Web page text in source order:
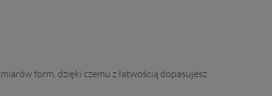
form, dzięki czemu z łatwością dopasujesz